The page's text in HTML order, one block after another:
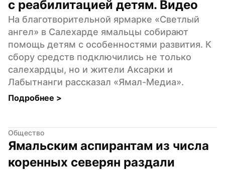
с реабилитацией детям. Видео
На благотворительной ярмарке «Светлый
ангел» в Салехарде ямальцы собирают
помощь детям с особенностями развития. К
сбору средств подключились не только
салехардцы, но и жители Аксарки и
Лабытнанги рассказал «Ямал-Медиа».
Подробнее >
Общество
Ямальским аспирантам из числа
коренных северян раздали